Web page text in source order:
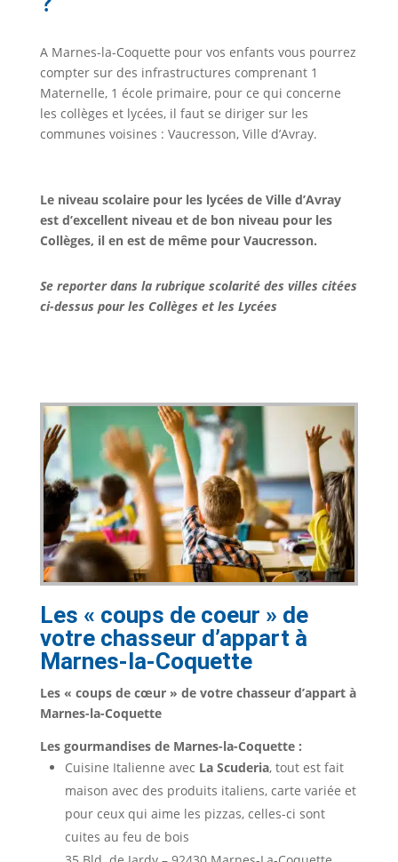
A Marnes-la-Coquette pour vos enfants vous pourrez
compter sur des infrastructures comprenant 1
Maternelle, 1 école primaire, pour ce qui concerne
les collèges et lycées, il faut se diriger sur les
communes voisines : Vaucresson, Ville d’Avray.
Le niveau scolaire pour les lycées de Ville d’Avray
est d’excellent niveau et de bon niveau pour les
Collèges, il en est de même pour Vaucresson.
Se reporter dans la rubrique scolarité des villes citées
ci-dessus pour les Collèges et les Lycées
Les « coups de coeur » de
votre chasseur d’appart à
Marnes-la-Coquette
Les « coups de cœur » de votre chasseur d’appart à
Marnes-la-Coquette
Les gourmandises de Marnes-la-Coquette :
Cuisine Italienne avec La Scuderia, tout est fait
maison avec des produits italiens, carte variée et
pour ceux qui aime les pizzas, celles-ci sont
cuites au feu de bois